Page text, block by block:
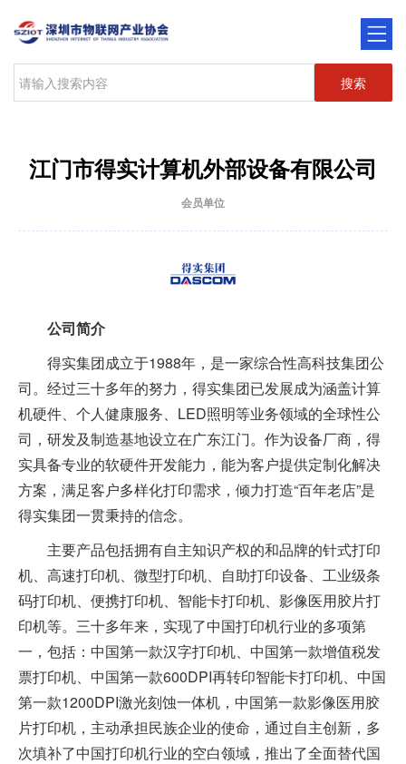
搜索
江门市得实计算机外部设备有限公司
会员单位
公司简介
得实集团成立于1988年，是一家综合性高科技集团公
司。经过三十多年的努力，得实集团已发展成为涵盖计算
机硬件、个人健康服务、LED照明等业务领域的全球性公
司，研发及制造基地设立在广东江门。作为设备厂商，得
实具备专业的软硬件开发能力，能为客户提供定制化解决
方案，满足客户多样化打印需求，倾力打造“百年老店”是
得实集团一贯秉持的信念。
主要产品包括拥有自主知识产权的和品牌的针式打印
机、高速打印机、微型打印机、自助打印设备、工业级条
码打印机、便携打印机、智能卡打印机、影像医用胶片打
印机等。三十多年来，实现了中国打印机行业的多项第
一，包括：中国第一款汉字打印机、中国第一款增值税发
票打印机、中国第一款600DPI再转印智能卡打印机、中国
第一款1200DPI激光刻蚀一体机，中国第一款影像医用胶
片打印机，主动承担民族企业的使命，通过自主创新，多
次填补了中国打印机行业的空白领域，推出了全面替代国